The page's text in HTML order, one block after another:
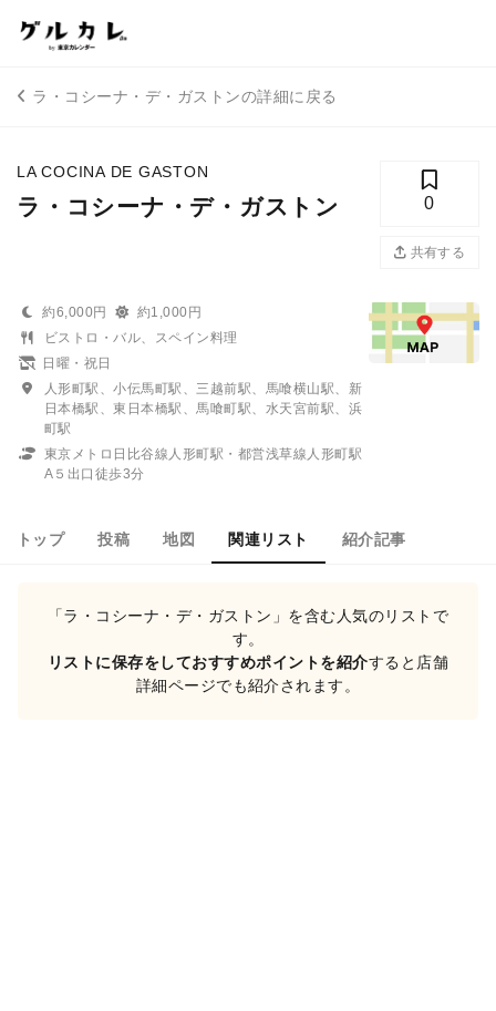
ラ・コシーナ・デ・ガストンの詳細に戻る
LA COCINA DE GASTON
ラ・コシーナ・デ・ガストン 0
共有する
約6,000円
約1,000円
ビストロ・バル、スペイン料理
日曜・祝日
人形町駅、小伝馬町駅、三越前駅、馬喰横山駅、新
日本橋駅、東日本橋駅、馬喰町駅、水天宮前駅、浜
町駅
東京メトロ日比谷線人形町駅・都営浅草線人形町駅
A５出口徒歩3分
トップ 投稿 地図 関連リスト 紹介記事
「ラ・コシーナ・デ・ガストン」を含む人気のリストで
す。
リストに保存をしておすすめポイントを紹介すると店舗
詳細ページでも紹介されます。